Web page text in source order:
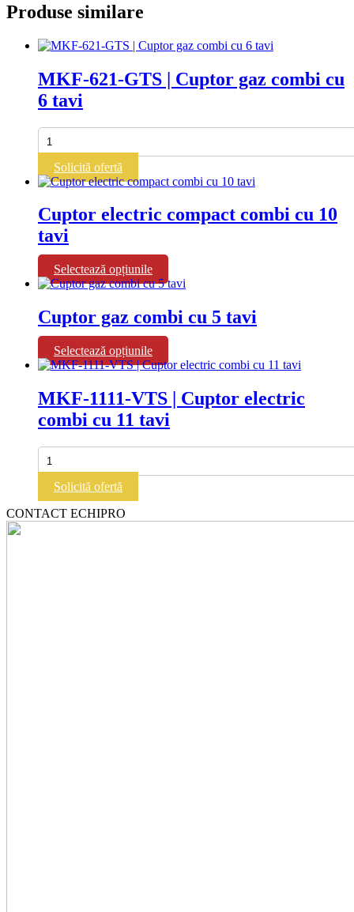
Produse similare
MKF-621-GTS | Cuptor gaz combi cu
6 tavi
Cantitate
MKF-
621-
GTS
|
gaz
combi
cu
6
tavi
Solicită ofertă
Cuptor electric compact combi cu 10
tavi
Selectează opțiunile
produs
mai
multe
variații.
pot
alese
în
pagina
Cuptor gaz combi cu 5 tavi
Selectează opțiunile
produs
mai
multe
variații.
pot
alese
produsului.
MKF-1111-VTS | Cuptor electric
combi cu 11 tavi
Cantitate
MKF-
1111-
VTS
|
Cuptor
Solicită ofertă
CONTACT ECHIPRO